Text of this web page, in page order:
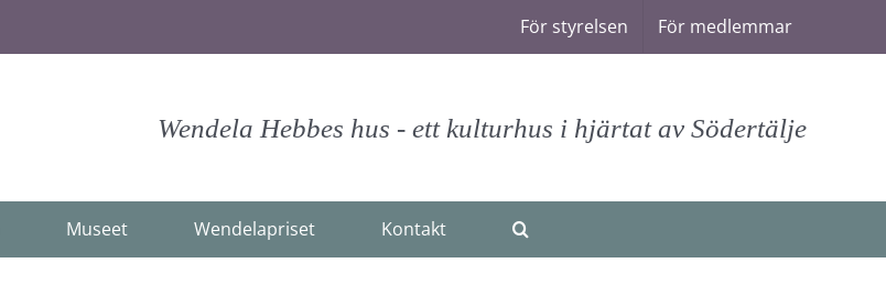
För styrelsen För medlemmar
Wendela Hebbes hus - ett kulturhus i hjärtat av Södertälje
Museet Wendelapriset Kontakt